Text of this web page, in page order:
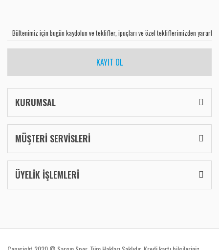
KAYIT OL
KURUMSAL
MÜŞTERİ SERVİSLERİ
ÜYELİK İŞLEMLERİ